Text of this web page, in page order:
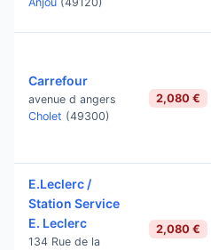
Carrefour
avenue d angers
Cholet (49300)
2,080 €
E.Leclerc /
Station Service
E. Leclerc
134 Rue de la
2,080 €